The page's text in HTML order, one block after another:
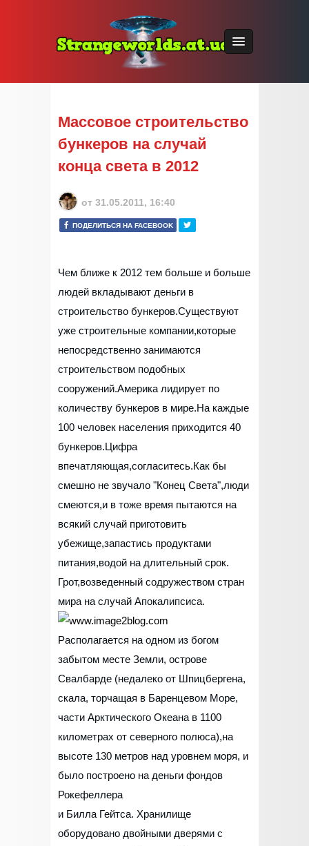
Массовое строительство
бункеров на случай
конца света в 2012
от 31.05.2011, 16:40
ПОДЕЛИТЬСЯ НА FACEBOOK
Чем ближе к 2012 тем больше и больше
людей вкладывают деньги в
строительство бункеров.Существуют
уже строительные компании,которые
непосредственно занимаются
строительством подобных
сооружений.Америка лидирует по
количеству бункеров в мире.На каждые
100 человек населения приходится 40
бункеров.Цифра
впечатляющая,согласитесь.Как бы
смешно не звучало "Конец Света",люди
смеются,и в тоже время пытаются на
всякий случай приготовить
убежище,запастись продуктами
питания,водой на длительный срок.
Грот,возведенный содружеством стран
мира на случай Апокалипсиса.
Располагается на одном из богом
забытом месте Земли, острове
Свалбарде (недалеко от Шпицбергена,
скала, торчащая в Баренцевом Море,
части Арктического Океана в 1100
километрах от северного полюса),на
высоте 130 метров над уровнем моря, и
было построено на деньги фондов
Рокефеллера
и Билла Гейтса. Хранилище
оборудовано двойными дверями с